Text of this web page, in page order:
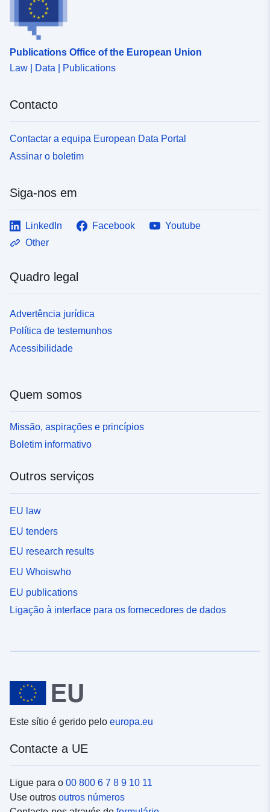
Publications Office of the European Union
Law | Data | Publications
Contacto
Contactar a equipa European Data Portal
Assinar o boletim
Siga-nos em
LinkedIn Facebook
Youtube
Other
Quadro legal
Advertência jurídica
Política de testemunhos
Acessibilidade
Quem somos
Missão, aspirações e princípios
Boletim informativo
Outros serviços
EU law
EU tenders
EU research results
EU Whoiswho
EU publications
Ligação à interface para os fornecedores de dados
Este sítio é gerido pelo europa.eu
Contacte a UE
Ligue para o 00 800 6 7 8 9 10 11
Use outros outros números